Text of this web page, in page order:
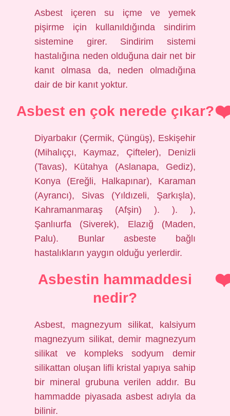
Asbest içeren su içme ve yemek
pişirme için kullanıldığında sindirim
sistemine girer. Sindirim sistemi
hastalığına neden olduğuna dair net bir
kanıt olmasa da, neden olmadığına
dair de bir kanıt yoktur.
Asbest en çok nerede çıkar?
Diyarbakır (Çermik, Çüngüş), Eskişehir
(Mihalıççı, Kaymaz, Çifteler), Denizli
(Tavas), Kütahya (Aslanapa, Gediz),
Konya (Ereğli, Halkapınar), Karaman
(Ayrancı), Sivas (Yıldızeli, Şarkışla),
Kahramanmaraş (Afşin) ). ). ),
Şanlıurfa (Siverek), Elazığ (Maden,
Palu). Bunlar asbeste bağlı
hastalıkların yaygın olduğu yerlerdir.
Asbestin hammaddesi
nedir?
Asbest, magnezyum silikat, kalsiyum
magnezyum silikat, demir magnezyum
silikat ve kompleks sodyum demir
silikattan oluşan lifli kristal yapıya sahip
bir mineral grubuna verilen addır. Bu
hammadde piyasada asbest adıyla da
bilinir.